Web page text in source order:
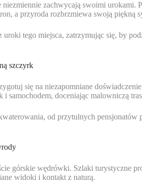
zachwycają swoimi urokami.
a przyroda rozbrzmiewa swoją piękną
uroki tego miejsca, zatrzymując się, by
szczyrk
się na niezapomniane
samochodem, doceniając malowniczą
od przytulnych pensjonatów
górskie wędrówki. Szlaki turystyczne
widoki i kontakt z naturą.